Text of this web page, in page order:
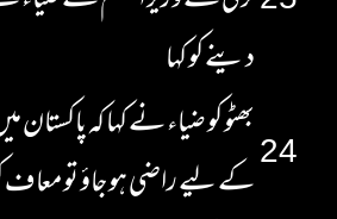
دینے کو کہا
24
بھٹو کو ضیاء نے کہا کہ
کے لیے راضی ہو جاؤ تو